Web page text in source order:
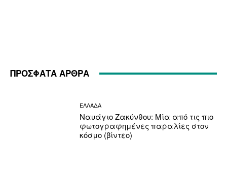
ΠΡΟΣΦΑΤΑ ΑΡΘΡΑ
ΕΛΛΑΔΑ
Ναυάγιο Ζακύνθου: Μία από τις πιο
φωτογραφημένες παραλίες στον
κόσμο (βίντεο)